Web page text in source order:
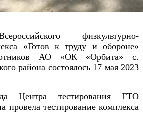
физкультурно-
«Готов к труду и обороне»
АО «ОК «Орбита» с.
района состоялось 17 мая 2023
Центра тестирования ГТО
провела тестирование комплекса